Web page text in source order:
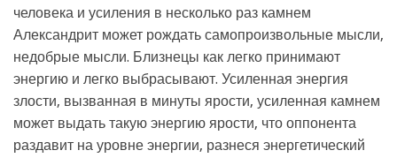
человека и усиления в несколько раз камнем
Александрит может рождать самопроизвольные мысли,
недобрые мысли. Близнецы как легко принимают
энергию и легко выбрасывают. Усиленная энергия
злости, вызванная в минуты ярости, усиленная камнем
может выдать такую энергию ярости, что оппонента
раздавит на уровне энергии, разнеся энергетический